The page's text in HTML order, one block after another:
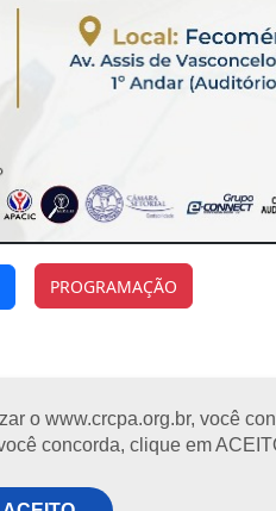
PROGRAMAÇÃO
o www.crcpa.org.br, você
concorda, clique em